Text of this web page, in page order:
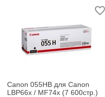
Canon 055HB для Canon
LBP66x / MF74x (7 600стр.)